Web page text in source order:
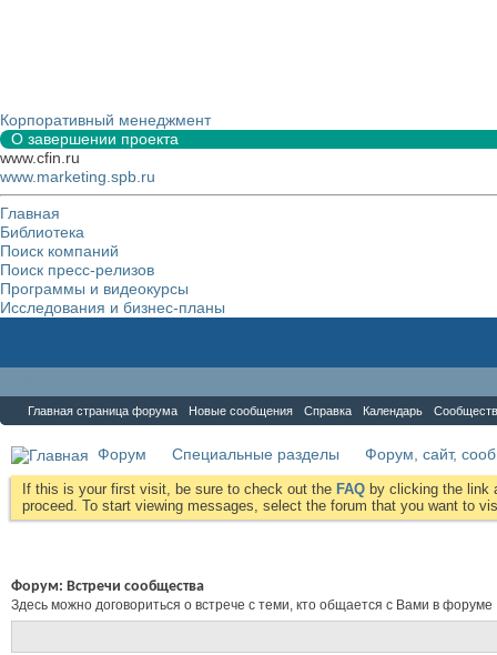
Корпоративный менеджмент
О завершении проекта
www.cfin.ru
www.marketing.spb.ru
Главная
Библиотека
Поиск компаний
Поиск пресс-релизов
Программы и видеокурсы
Исследования и бизнес-планы
Главная страница форума Новые сообщения Справка Календарь
Форум Специальные разделы Форум, сайт,
If this is your first visit, be sure to check out the FAQ by clicking the link
proceed. To start viewing messages, select the forum that you want to
Форум: Встречи сообщества
Здесь можно договориться о встрече с теми, кто общается с Вами в форуме